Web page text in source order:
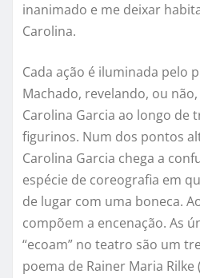
inanimado e me deixar
Carolina.
Cada ação é iluminada pelo
Machado, revelando, ou
Carolina Garcia ao longo de
figurinos. Num dos pontos
Carolina Garcia chega a
espécie de coreografia em
de lugar com uma boneca.
compõem a encenação. As
“ecoam” no teatro são um
poema de Rainer Maria